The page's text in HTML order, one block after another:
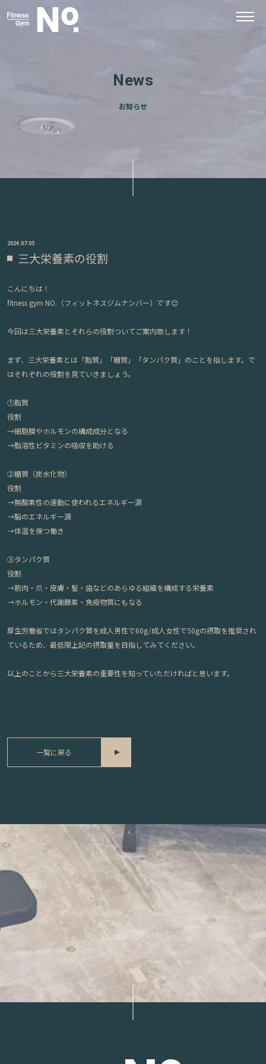
News
お知らせ
2024.07.05
三大栄養素の役割
こんにちは！
fitness gym NO.（フィットネスジムナンバー）です😊
今回は三大栄養素とそれらの役割ついてご案内致します！
まず、三大栄養素とは「脂質」「糖質」「タンパク質」のことを指します。で
はそれぞれの役割を見ていきましょう。
①脂質
役割
→細胞膜やホルモンの構成成分となる
→脂溶性ビタミンの吸収を助ける
②糖質（炭水化物）
役割
→無酸素性の運動に使われるエネルギー源
→脳のエネルギー源
→体温を保つ働き
③タンパク質
役割
→筋肉・爪・皮膚・髪・歯などのあらゆる組織を構成する栄養素
→ホルモン・代謝酵素・免疫物質にもなる
厚生労働省ではタンパク質を成人男性で60g/成人女性で50gの摂取を推奨され
ているため、最低限上記の摂取量を目指してみてください。
以上のことから三大栄養素の重要性を知っていただければと思います。
一覧に戻る